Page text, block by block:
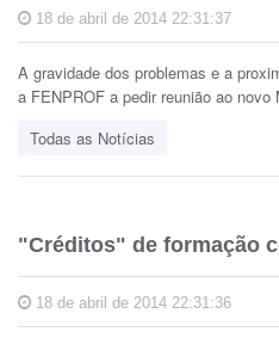
18 de abril de 2014 22:31:37
A gravidade dos problemas e a
a FENPROF a pedir reunião ao
Todas as Notícias
"Créditos" de formação
18 de abril de 2014 22:31:36